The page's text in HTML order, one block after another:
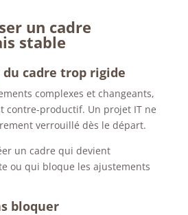
un cadre
stable
cadre trop rigide
complexes et changeants,
contre-productif. Un projet IT ne
verrouillé dès le départ.
un cadre qui devient
ou qui bloque les ajustements
bloquer